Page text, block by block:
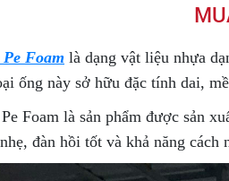
Foam là dạng vật liệu nhựa
ống này sở hữu đặc tính dai,
Foam là sản phẩm được sản
đàn hồi tốt và khả năng cách